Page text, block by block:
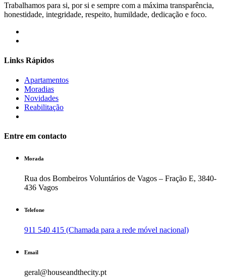
Trabalhamos para si, por si e sempre com a máxima transparência,
honestidade, integridade, respeito, humildade, dedicação e foco.
Links Rápidos
Apartamentos
Moradias
Novidades
Reabilitação
Entre em contacto
Morada
Rua dos Bombeiros Voluntários de Vagos – Fração E, 3840-
436 Vagos
Telefone
911 540 415 (Chamada para a rede móvel nacional)
Email
geral@houseandthecity.pt